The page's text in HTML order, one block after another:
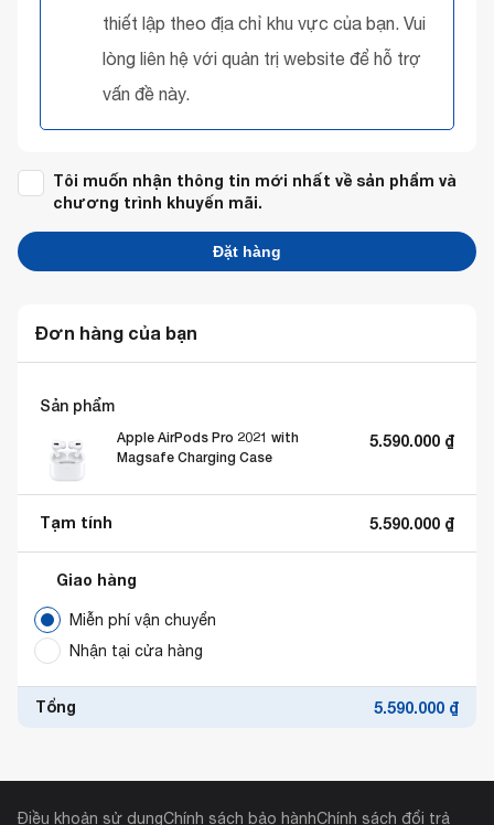
thiết lập theo địa chỉ khu vực của bạn. Vui
lòng liên hệ với quản trị website để hỗ trợ
vấn đề này.
Tôi muốn nhận thông tin mới nhất về sản phẩm và
chương trình khuyến mãi.
Đặt hàng
Đơn hàng của bạn
Sản phẩm
Apple AirPods Pro 2021 with
Magsafe Charging Case
5.590.000 ₫
Tạm tính 5.590.000 ₫
Giao hàng
Miễn phí vận chuyển
Nhận tại cửa hàng
Tổng 5.590.000 ₫
Điều khoản sử dụngChính sách bảo hànhChính sách đổi trả